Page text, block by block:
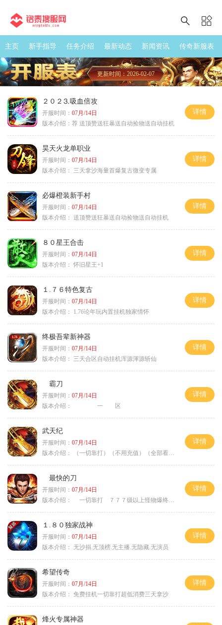
主页 新手指导 任务介绍 最新动态 新闻资讯 传奇新服表
更新时间：2026-02-07
２０２⒊吸血倍攻
开服时间： 07月/14日
版本介绍： 荐 送顶赞送狂暴送自动捡物送自动挂机
详情
昊天火龙单职业
开服时间： 07月/14日
版本介绍：
三天拿沙海量首爆复古微变专属
详情
必爆橙装新手村
开服时间： 07月/14日
版本介绍： 送顶赞送狂暴送自动捡物送自动挂机
详情
８０星王合击
开服时间： 07月/14日
版本介绍： 怀旧星王+1
详情
１.７６特色复古
开服时间： 07月/14日
版本介绍：
1.76论年玩内置挂机独家情怀
详情
终极吾辈新神器
开服时间： 07月/14日
版本介绍：
三天合区自动挂机浑源渾源斩仙
详情
霸刀
开服时间： 07月/14日
版本介绍：
一 区
详情
武天纪
开服时间： 07月/14日
版本介绍：
（一切靠打）（不用充值）（全部看脸）
详情
最快的刀
开服时间： 07月/14日
版本介绍：
一切靠打 ７７７级以上怪物爆终极
详情
１.８０独家战神
开服时间： 07月/14日
版本介绍： 无沙捐.无顶榜.无主播.无隐藏.无演员
详情
希望传奇
开服时间： 07月/14日
版本介绍： 免费挂机一切靠打超低消费三天拿沙
详情
烽火专属神器